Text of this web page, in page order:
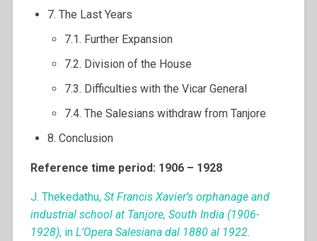
7. The Last Years
7.1. Further Expansion
7.2. Division of the House
7.3. Difficulties with the Vicar General
7.4. The Salesians withdraw from Tanjore
8. Conclusion
Reference time period: 1906 – 1928
J. Thekedathu, St Francis Xavier’s orphanage and
industrial school at Tanjore, South India (1906-
1928), in L’Opera Salesiana dal 1880 al 1922.